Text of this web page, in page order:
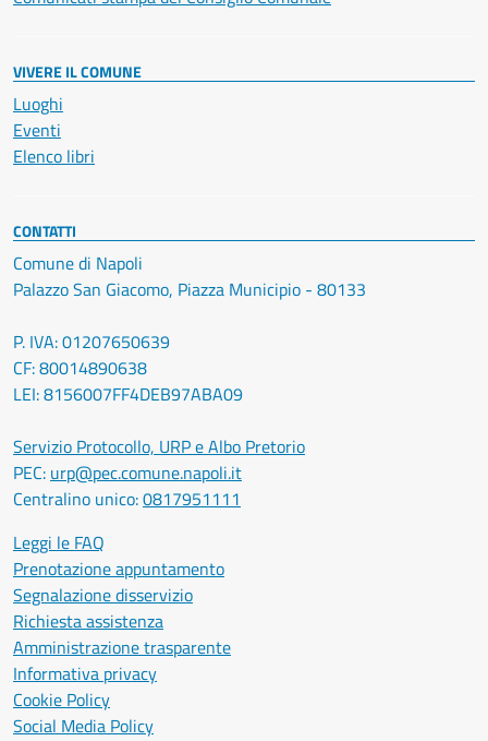
VIVERE IL COMUNE
Luoghi
Eventi
Elenco libri
CONTATTI
Comune di Napoli
Palazzo San Giacomo, Piazza Municipio - 80133
P. IVA: 01207650639
CF: 80014890638
LEI: 8156007FF4DEB97ABA09
Servizio Protocollo, URP e Albo Pretorio
PEC: urp@pec.comune.napoli.it
Centralino unico:0817951111
Leggi le FAQ
Prenotazione appuntamento
Segnalazione disservizio
Richiesta assistenza
Amministrazione trasparente
Informativa privacy
Cookie Policy
Social Media Policy